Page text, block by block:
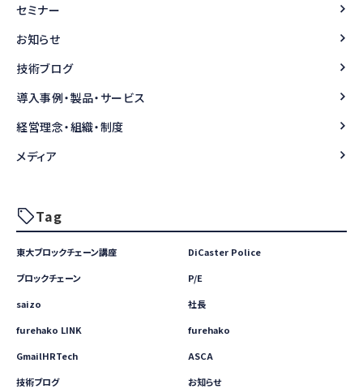
セミナー
お知らせ
技術ブログ
導入事例・製品・サービス
経営理念・組織・制度
メディア
Tag
東大ブロックチェーン講座
DiCaster Police
ブロックチェーン
P/E
saizo
社長
furehako LINK
furehako
GmailHRTech
ASCA
技術ブログ
お知らせ